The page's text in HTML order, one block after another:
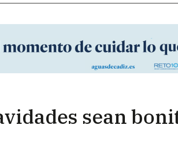
sean